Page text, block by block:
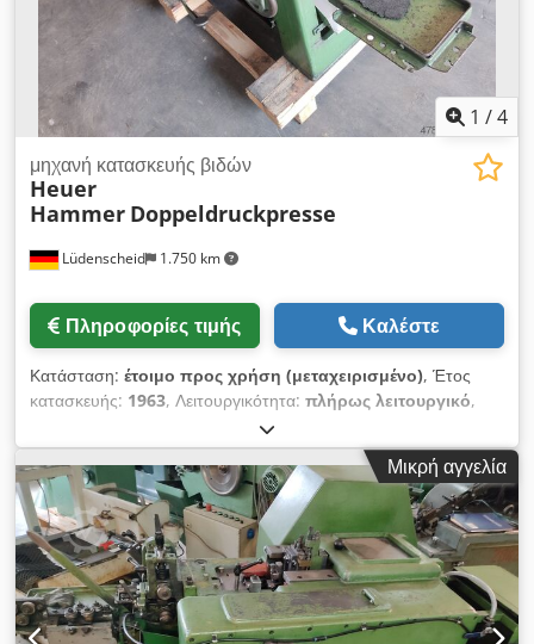
1 /4
Lüdenscheid 1.750 km
μηχανή κατασκευής βιδών
Heuer
Hammer Doppeldruckpresse
Πληροφορίες τιμής Καλέστε
Κατάσταση: έτοιμο προς χρήση (μεταχειρισμένο), Έτος
κατασκευής: 1963, Λειτουργικότητα: πλήρως λειτουργικό,
Πολύ καλά διατηρημένη διπλή πρέσα DM3 της Heuer
Hammer. Άμεσα έτοιμη για χρήση. Dcjdpexywlnjfx An Tsk
Μικρή αγγελία